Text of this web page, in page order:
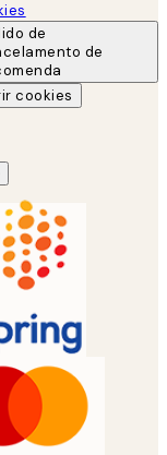
de
de
cookies